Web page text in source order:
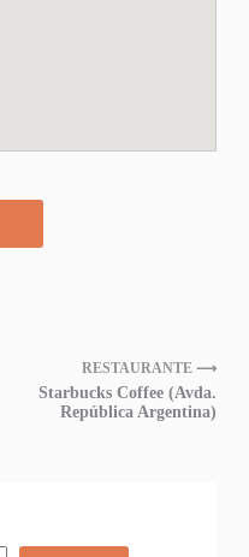
RESTAURANTE ⟶
Starbucks Coffee (Avda.
República Argentina)